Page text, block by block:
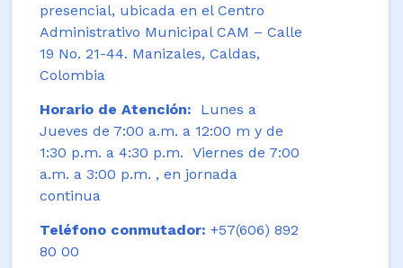
presencial, ubicada en el Centro
Administrativo Municipal CAM – Calle
19 No. 21-44. Manizales, Caldas,
Colombia
Horario de Atención:
Lunes a
Jueves de 7:00 a.m. a 12:00 m y de
1:30 p.m. a 4:30 p.m. Viernes de 7:00
a.m. a 3:00 p.m. , en jornada
continua
Teléfono conmutador: +57(606) 892
80 00